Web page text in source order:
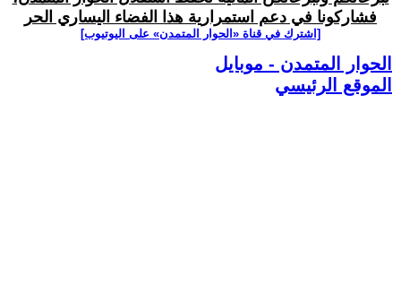
فشاركونا في دعم استمرارية هذا الفضاء اليساري الحر
[اشترك في قناة ‫«الحوار المتمدن» على اليوتيوب]
الحوار المتمدن - موبايل
الموقع الرئيسي